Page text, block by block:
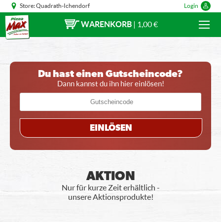
Store:Quadrath-Ichendorf Login
WARENKORB | 1,00 €
Du hast einen Gutscheincode?
Dann kannst du ihn hier einlösen!
EINLÖSEN
AKTION
Nur für kurze Zeit erhältlich -
unsere Aktionsprodukte!